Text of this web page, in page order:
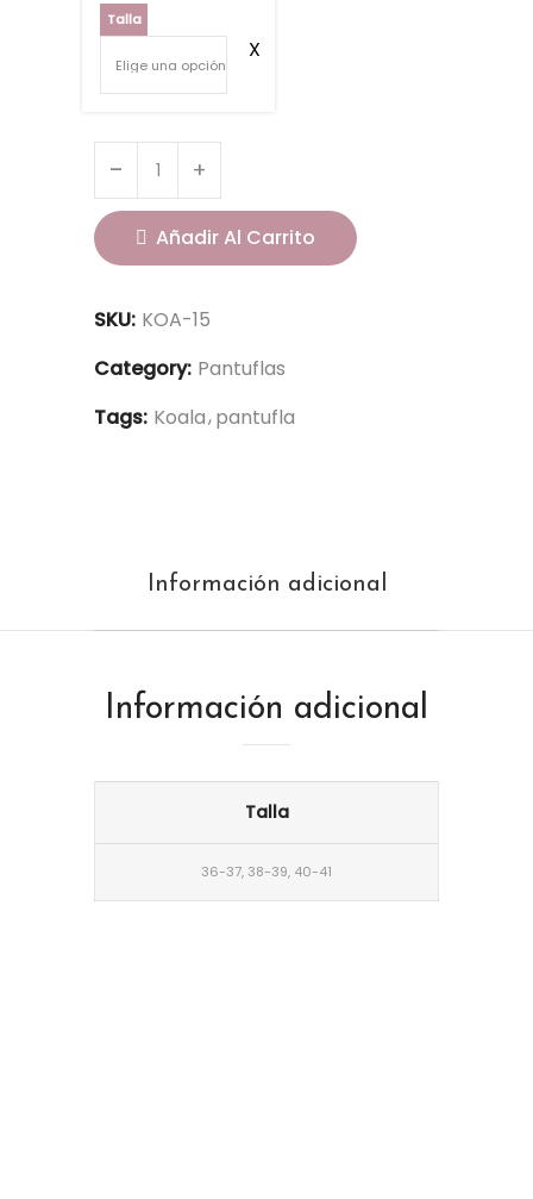
Talla
Añadir Al Carrito
SKU: KOA-15
Category: Pantuflas
Tags: Koala pantufla
Información adicional
Información adicional
Talla
36-37, 38-39, 40-41